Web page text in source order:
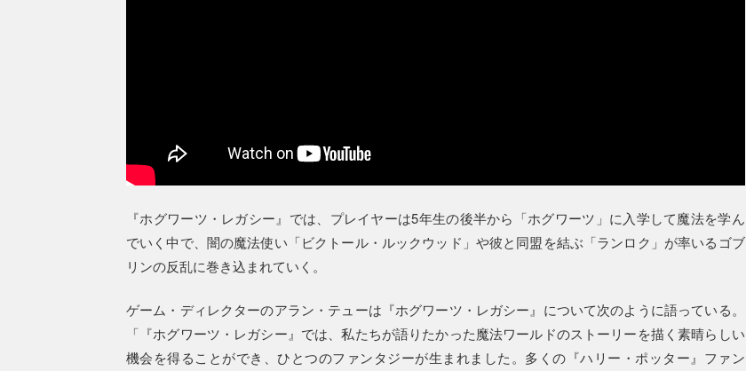
『ホグワーツ・レガシー』では、プレイヤーは5年生の後半から「ホグワーツ」に入学して魔法を学ん
でいく中で、闇の魔法使い「ビクトール・ルックウッド」や彼と同盟を結ぶ「ランロク」が率いるゴブ
リンの反乱に巻き込まれていく。
ゲーム・ディレクターのアラン・テューは『ホグワーツ・レガシー』について次のように語っている。
「『ホグワーツ・レガシー』では、私たちが語りたかった魔法ワールドのストーリーを描く素晴らしい
機会を得ることができ、ひとつのファンタジーが生まれました。多くの『ハリー・ポッター』ファン